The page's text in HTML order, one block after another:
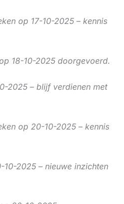
op 17-10-2025 – kennis
18-10-2025 doorgevoerd.
2025 – blijf verdienen met
op 20-10-2025 – kennis
2025 – nieuwe inzichten